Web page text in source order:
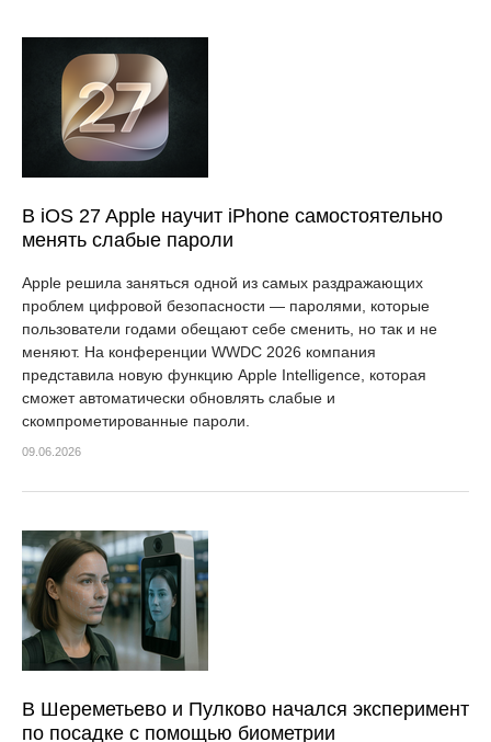
В iOS 27 Apple научит iPhone самостоятельно
менять слабые пароли
Apple решила заняться одной из самых раздражающих
проблем цифровой безопасности — паролями, которые
пользователи годами обещают себе сменить, но так и не
меняют. На конференции WWDC 2026 компания
представила новую функцию Apple Intelligence, которая
сможет автоматически обновлять слабые и
скомпрометированные пароли.
09.06.2026
В Шереметьево и Пулково начался эксперимент
по посадке с помощью биометрии